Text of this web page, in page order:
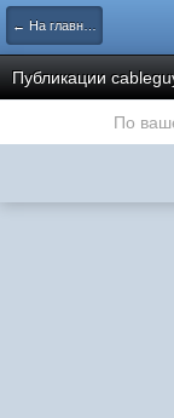
← На главную
Публикации
По